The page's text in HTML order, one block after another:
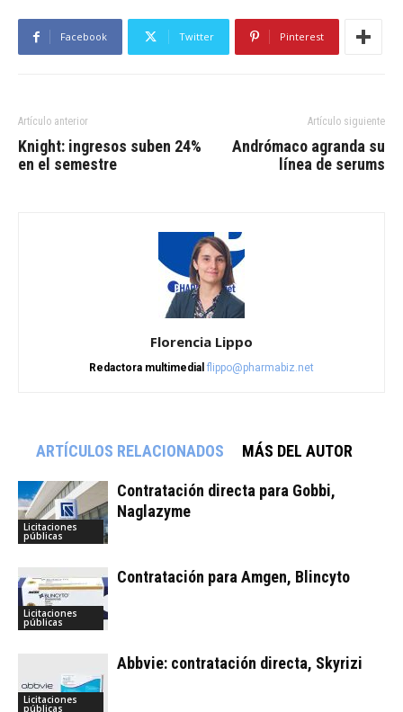
Facebook Twitter Pinterest
Artículo anterior
Knight: ingresos suben 24%
en el semestre
Artículo siguiente
Andrómaco agranda su
línea de serums
Florencia Lippo
Redactora multimedial flippo@pharmabiz.net
ARTÍCULOS RELACIONADOS MÁS DEL AUTOR
Licitaciones
públicas
Contratación directa para Gobbi,
Naglazyme
Licitaciones
públicas
Contratación para Amgen, Blincyto
Licitaciones
públicas
Abbvie: contratación directa, Skyrizi